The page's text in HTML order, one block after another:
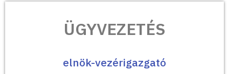
ÜGYVEZETÉS
elnök-vezérigazgató